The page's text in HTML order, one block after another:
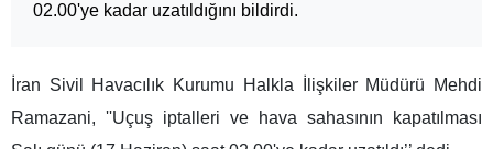
02.00'ye kadar uzatıldığını bildirdi.
İran Sivil Havacılık Kurumu Halkla İlişkiler Müdürü Mehdi
Ramazani, ''Uçuş iptalleri ve hava sahasının kapatılması